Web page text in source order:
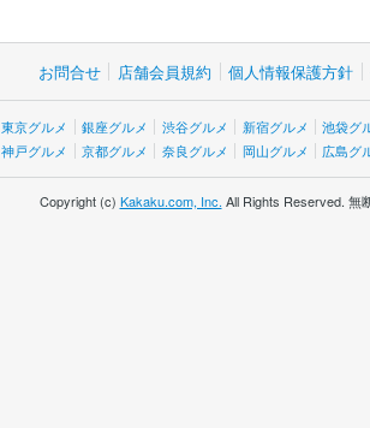
お問合せ 店舗会員規約 個人情報保護方針
東京グルメ 銀座グルメ 渋谷グルメ 新宿グルメ 池袋グ
神戸グルメ 京都グルメ 奈良グルメ 岡山グルメ 広島グ
Copyright (c) Kakaku.com, Inc. All Rights Reserved. 無